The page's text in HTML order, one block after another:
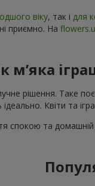
віку, так і для
приємно. На
м’яка
рішення. Таке
Квіти та
спокою та